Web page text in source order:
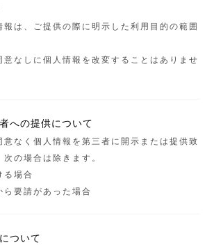
報は、ご提供の際に明示した利用目的の範囲
意なしに個人情報を改変することはありませ
への提供について
意なく個人情報を第三者に開示または提供致
の場合は除きます。
る場合
ら要請があった場合
ついて